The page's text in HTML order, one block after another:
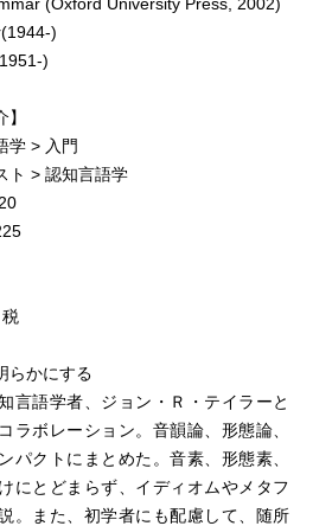
)
)
学 > 入門
認知言語学
らかにする
言語学者、ジョン・Ｒ・テイラーと
ラボレーション。音韻論、形態論、
パクトにまとめた。音素、形態素、
にとどまらず、イディオムやメタフ
。また、初学者にも配慮して、随所